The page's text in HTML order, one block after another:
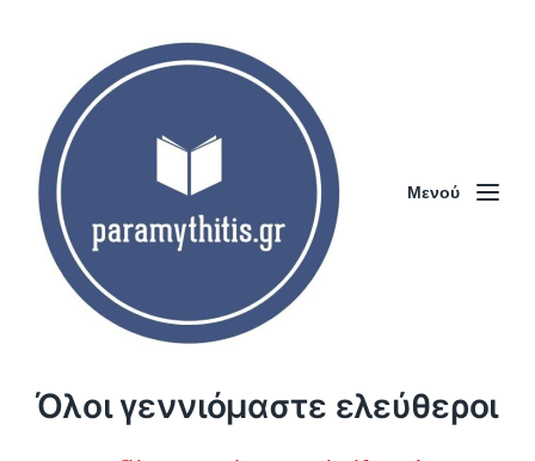
Μενού
Όλοι γεννιόμαστε ελεύθεροι